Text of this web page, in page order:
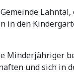
in den
Minderjähriger
und sich in